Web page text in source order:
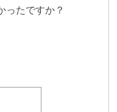
ったですか？